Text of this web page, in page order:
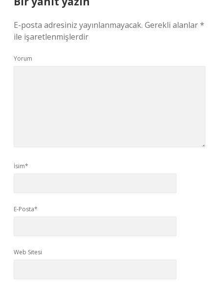
E-posta adresiniz yayınlanmayacak. Gerekli alanlar*
ile işaretlenmişlerdir
Yorum
İsim*
E-Posta*
Web Sitesi